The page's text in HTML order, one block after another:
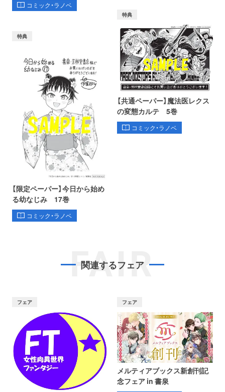
コミック・ラノベ
特典
【限定ペーパー】今日から始め
る幼なじみ 17巻
コミック・ラノベ
特典
【共通ペーパー】魔法医レクス
の変態カルテ 5巻
コミック・ラノベ
FAIR
関連するフェア
フェア フェア
メルティアブックス新創刊記
念フェア in 書泉